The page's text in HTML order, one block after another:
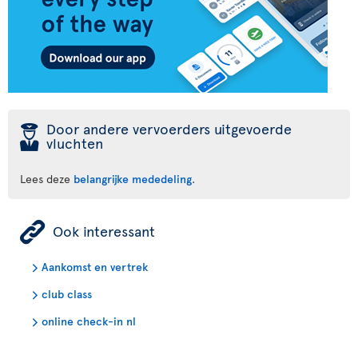
þ Door andere vervoerders uitgevoerde
vluchten
Lees deze belangrijke mededeling.
ÿ Ook interessant
Aankomst en vertrek
club class
online check-in nl